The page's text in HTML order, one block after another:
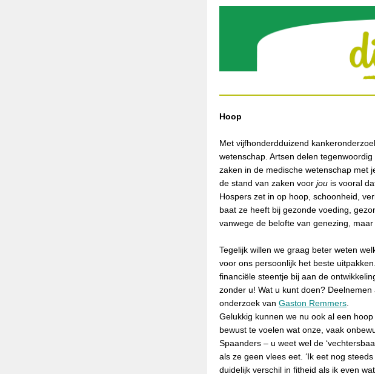
Hoop
Met vijfhonderdduizend
wetenschap. Artsen delen tegenwoordig
zaken in de medische wetenschap met
de stand van zaken voor jou is vooral
Hospers zet in op hoop, schoonheid,
baat ze heeft bij gezonde voeding,
vanwege de belofte van genezing,
Tegelijk willen we graag beter weten
voor ons persoonlijk het beste
financiële steentje bij aan de
zonder u! Wat u kunt doen? Deelnemen
onderzoek van Gaston Remmers
Gelukkig kunnen we nu ook al een
bewust te voelen wat onze, vaak
Spaanders – u weet wel de
als ze geen vlees eet. ‘Ik eet nog steeds
duidelijk verschil in fitheid als ik even